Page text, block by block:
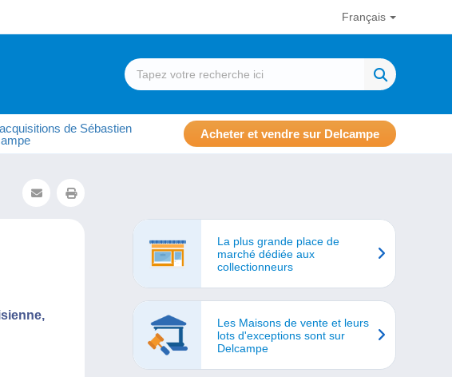
Français
de Sébastien
Acheter et vendre sur Delcampe
La plus grande place de
marché dédiée aux
collectionneurs
Les Maisons de vente et leurs
lots d'exceptions sont sur
Delcampe